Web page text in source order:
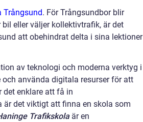
Trångsund. För Trångsundbor blir
eller väljer kollektivtrafik, är det
att obehindrat delta i sina lektioner
av teknologi och moderna verktyg i
använda digitala resurser för att
det enklare att få in
är det viktigt att finna en skola som
Trafikskola är en